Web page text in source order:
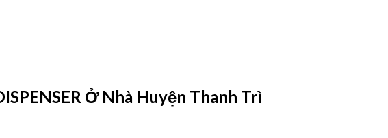
Ở Nhà Huyện Thanh Trì